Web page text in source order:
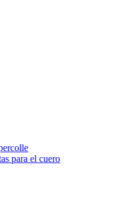
para el cuero